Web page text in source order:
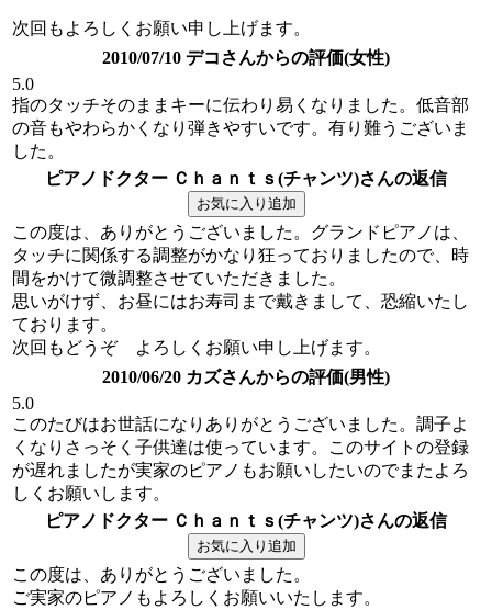
次回もよろしくお願い申し上げます。
2010/07/10 デコさんからの評価(女性)
5.0
指のタッチそのままキーに伝わり易くなりました。低音部
の音もやわらかくなり弾きやすいです。有り難うございま
した。
ピアノドクター Ｃｈａｎｔｓ(チャンツ)さんの返信
この度は、ありがとうございました。グランドピアノは、
タッチに関係する調整がかなり狂っておりましたので、時
間をかけて微調整させていただきました。
思いがけず、お昼にはお寿司まで戴きまして、恐縮いたし
ております。
次回もどうぞ よろしくお願い申し上げます。
2010/06/20 カズさんからの評価(男性)
5.0
このたびはお世話になりありがとうございました。調子よ
くなりさっそく子供達は使っています。このサイトの登録
が遅れましたが実家のピアノもお願いしたいのでまたよろ
しくお願いします。
ピアノドクター Ｃｈａｎｔｓ(チャンツ)さんの返信
この度は、ありがとうございました。
ご実家のピアノもよろしくお願いいたします。